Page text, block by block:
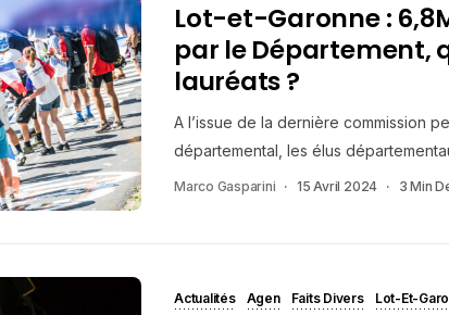
Lot-et-Garonne :
par le Département,
lauréats ?
A l’issue de la dernière commission
départemental, les élus
Marco Gasparini 15 Avril 2024 3 Min
Actualités Agen Faits Divers Lot-Et-